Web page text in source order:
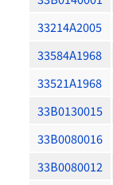
33214A2005
33584A1968
33521A1968
33B0130015
33B0080016
33B0080012